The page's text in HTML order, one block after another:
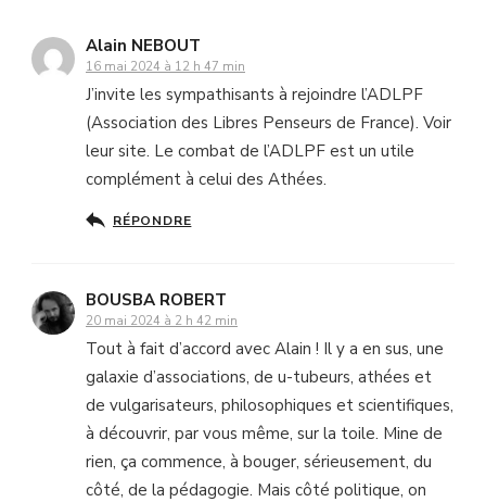
Alain NEBOUT
16 mai 2024 à 12 h 47 min
J’invite les sympathisants à rejoindre l’ADLPF
(Association des Libres Penseurs de France). Voir
leur site. Le combat de l’ADLPF est un utile
complément à celui des Athées.
RÉPONDRE
BOUSBA ROBERT
20 mai 2024 à 2 h 42 min
Tout à fait d’accord avec Alain ! Il y a en sus, une
galaxie d’associations, de u-tubeurs, athées et
de vulgarisateurs, philosophiques et scientifiques,
à découvrir, par vous même, sur la toile. Mine de
rien, ça commence, à bouger, sérieusement, du
côté, de la pédagogie. Mais côté politique, on